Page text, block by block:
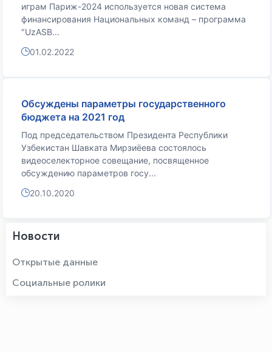
играм Париж-2024 используется новая система
финансирования Национальных команд – программа
"UzASB...
01.02.2022
Обсуждены параметры государственного
бюджета на 2021 год
Под председательством Президента Республики
Узбекистан Шавката Мирзиёева состоялось
видеоселекторное совещание, посвященное
обсуждению параметров госу...
20.10.2020
Новости
Открытые данные
Социальные ролики